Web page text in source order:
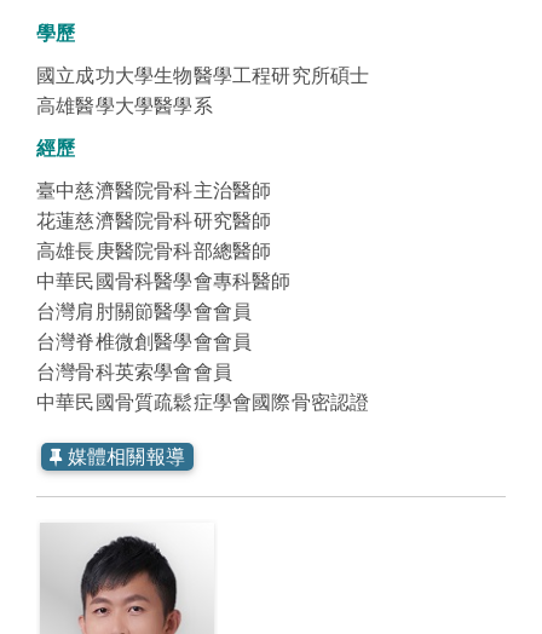
學歷
國立成功大學生物醫學工程研究所碩士
高雄醫學大學醫學系
經歷
臺中慈濟醫院骨科主治醫師
花蓮慈濟醫院骨科研究醫師
高雄長庚醫院骨科部總醫師
中華民國骨科醫學會專科醫師
台灣肩肘關節醫學會會員
台灣脊椎微創醫學會會員
台灣骨科英索學會會員
中華民國骨質疏鬆症學會國際骨密認證
媒體相關報導
媒體相關報導